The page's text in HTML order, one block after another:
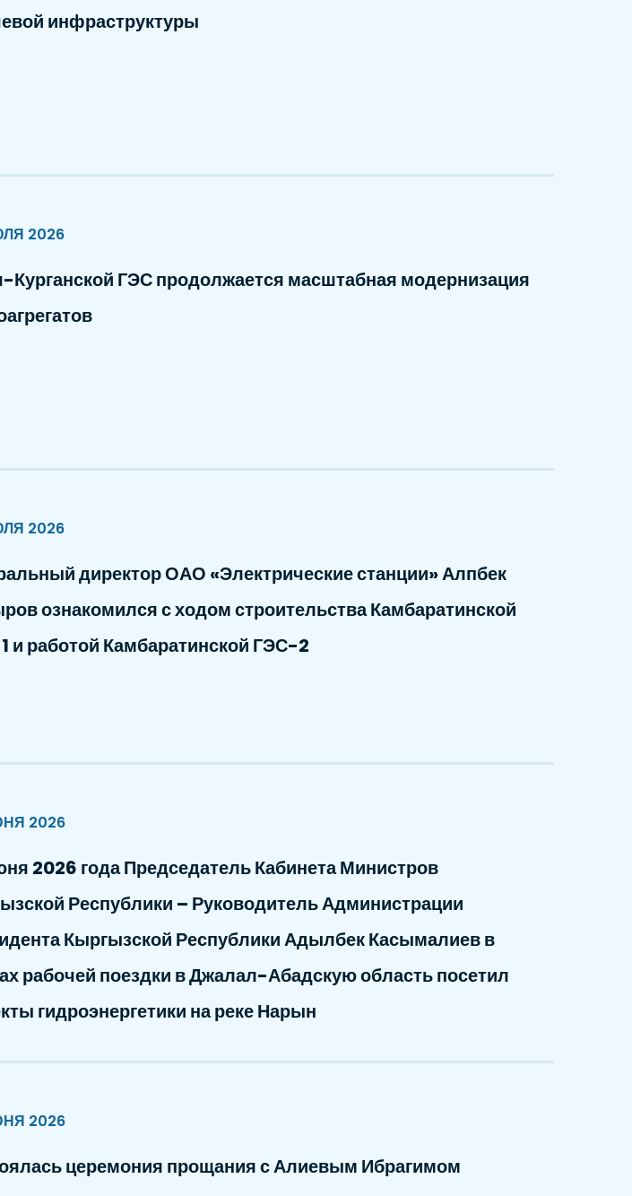
инфраструктуры
2026
Курганской ГЭС продолжается масштабная модернизация
2026
директор ОАО «Электрические станции» Алпбек
ознакомился с ходом строительства Камбаратинской
и работой Камбаратинской ГЭС-2
2026
2026 года Председатель Кабинета Министров
Республики – Руководитель Администрации
Кыргызской Республики Адылбек Касымалиев в
рабочей поездки в Джалал-Абадскую область посетил
гидроэнергетики на реке Нарын
2026
церемония прощания с Алиевым Ибрагимом